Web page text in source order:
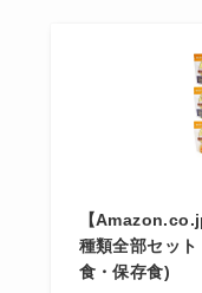
【
種類全部セッ
食・保存食)